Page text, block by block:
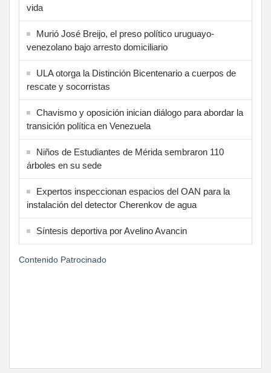
vida
Murió José Breijo, el preso político uruguayo-
venezolano bajo arresto domiciliario
ULA otorga la Distinción Bicentenario a cuerpos de
rescate y socorristas
Chavismo y oposición inician diálogo para abordar la
transición política en Venezuela
Niños de Estudiantes de Mérida sembraron 110
árboles en su sede
Expertos inspeccionan espacios del OAN para la
instalación del detector Cherenkov de agua
Síntesis deportiva por Avelino Avancin
Contenido Patrocinado